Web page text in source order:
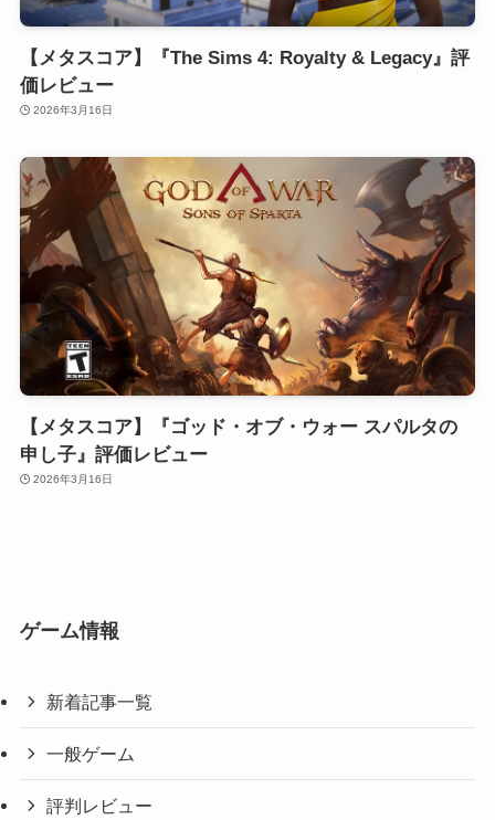
【メタスコア】『The Sims 4: Royalty & Legacy』評
価レビュー
2026年3月16日
【メタスコア】『ゴッド・オブ・ウォー スパルタの
申し子』評価レビュー
2026年3月16日
ゲーム情報
新着記事一覧
一般ゲーム
評判レビュー